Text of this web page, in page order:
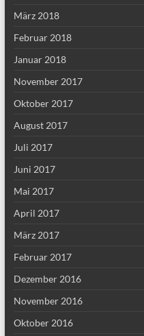
März 2018
Februar 2018
Januar 2018
November 2017
Oktober 2017
August 2017
Juli 2017
Juni 2017
Mai 2017
April 2017
März 2017
Februar 2017
Dezember 2016
November 2016
Oktober 2016